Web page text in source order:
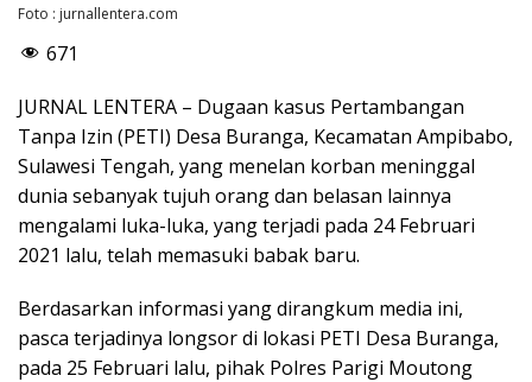
Foto : jurnallentera.com
671
JURNAL LENTERA – Dugaan kasus Pertambangan
Tanpa Izin (PETI) Desa Buranga, Kecamatan Ampibabo,
Sulawesi Tengah, yang menelan korban meninggal
dunia sebanyak tujuh orang dan belasan lainnya
mengalami luka-luka, yang terjadi pada 24 Februari
2021 lalu, telah memasuki babak baru.
Berdasarkan informasi yang dirangkum media ini,
pasca terjadinya longsor di lokasi PETI Desa Buranga,
pada 25 Februari lalu, pihak Polres Parigi Moutong